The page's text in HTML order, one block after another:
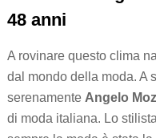
48 anni
A rovinare questo clima
dal mondo della moda. A
serenamente Angelo
di moda italiana. Lo